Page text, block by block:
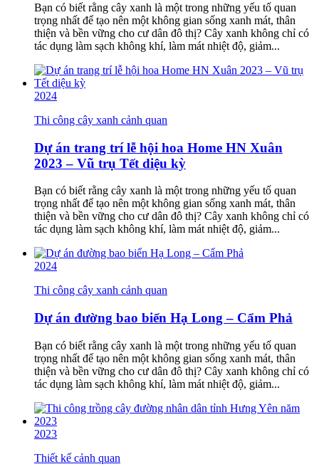
Bạn có biết rằng cây xanh là một trong những yếu tố quan
trọng nhất để tạo nên một không gian sống xanh mát, thân
thiện và bền vững cho cư dân đô thị? Cây xanh không chỉ có
tác dụng làm sạch không khí, làm mát nhiệt độ, giảm...
2024
Thi công cây xanh cảnh quan
Dự án trang trí lễ hội hoa Home HN Xuân
2023 – Vũ trụ Tết diệu kỳ
Bạn có biết rằng cây xanh là một trong những yếu tố quan
trọng nhất để tạo nên một không gian sống xanh mát, thân
thiện và bền vững cho cư dân đô thị? Cây xanh không chỉ có
tác dụng làm sạch không khí, làm mát nhiệt độ, giảm...
2024
Thi công cây xanh cảnh quan
Dự án đường bao biển Hạ Long – Cẩm Phả
Bạn có biết rằng cây xanh là một trong những yếu tố quan
trọng nhất để tạo nên một không gian sống xanh mát, thân
thiện và bền vững cho cư dân đô thị? Cây xanh không chỉ có
tác dụng làm sạch không khí, làm mát nhiệt độ, giảm...
2023
Thiết kế cảnh quan